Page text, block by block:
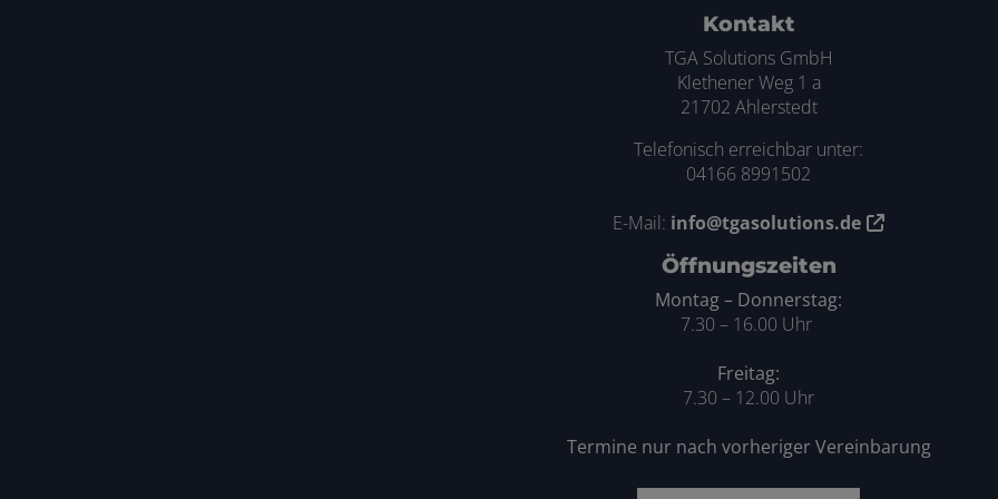
Kontakt
TGA Solutions GmbH
Klethener Weg 1 a
21702 Ahlerstedt
Telefonisch erreichbar unter:
04166 8991502
E-Mail: info@tgasolutions.de
Öffnungszeiten
Montag – Donnerstag:
7.30 – 16.00 Uhr
Freitag:
7.30 – 12.00 Uhr
Termine nur nach vorheriger Vereinbarung